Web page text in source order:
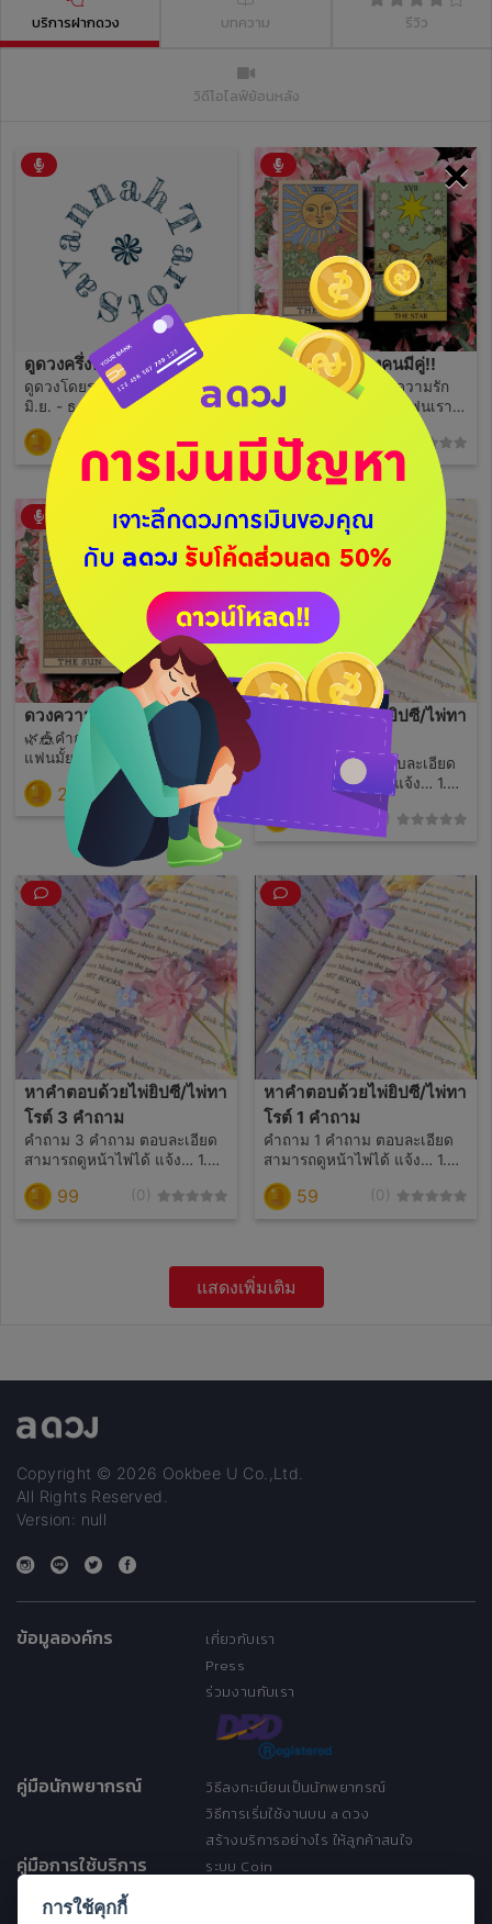
×
บริการฝากดวง บทความ รีวิว
วิดีโอไลฟ์ย้อนหลัง
ดูดวงครึ่งปีหลัง ด้วยไพ่ยิปซี
ดูดวงโดยรวมของครึ่งปีหลัง
มิ.ย. - ธ.ค. 2564 - การงาน -
การเงิน - ความรัก - สุขภาพ -
การเรียน (วัยเรียน) **แถม
คำถาม 1 คำถาม ตอบละเอียด
190
ดวงความรักของคนมีคู่!!
🌿♥️คำถามคนมีคู่ - ความรัก
ตอนนี้เป็นอย่างไร? - แฟนเรา
รักเราจริงมั้ย? - ปัญหาที่เกิด
ตอนนี้จะแก้ได้มั้ย? - แฟนเรา
คิดยังไงกับเรา? **ถามเพิ่มได้ 1
คำถาม
290
ดวงความรักของคนโสด!!
🌿🎪คำถามคนโสด - เราจะมี
แฟนมั้ย? - ลักษณะ/นิสัยแฟนใน
อนาคตจะเป็นไง? - จะได้เจอกัน
ที่ไหน? - เจอกันเมื่อไหร่?
**ถามเพิ่มได้ 1 คำถาม
290 (0)
หาคำตอบด้วยไพ่ยิปซี/ไพ่ทา
คำถาม 5 คำถาม ตอบละเอียด
สามารถดูหน้าไพ่ได้ แจ้ง… 1.
ชื่อจริง/ชื่อเล่น 2. อายุ 3.
สถานะความรัก 4. ถ้าถามถึง
บุคคลที่ 3 ให้แจ้งชื่อจริง/ชื่อเล่น
190 (0)
หาคำตอบด้วยไพ่ยิปซี/ไพ่ทา
โรต์ 3 คำถาม
คำถาม 3 คำถาม ตอบละเอียด
สามารถดูหน้าไพ่ได้ แจ้ง… 1.
ชื่อจริง/ชื่อเล่น 2. อายุ 3.
สถานะความรัก 4. ถ้าถามถึง
99 (0)
หาคำตอบด้วยไพ่ยิปซี/ไพ่ทา
โรต์ 1 คำถาม
คำถาม 1 คำถาม ตอบละเอียด
สามารถดูหน้าไพ่ได้ แจ้ง… 1.
ชื่อจริง/ชื่อเล่น 2. อายุ 3.
สถานะความรัก 4. ถ้าถามถึง
59 (0)
แสดงเพิ่มเติม
Copyright © 2026 Ookbee U Co.,Ltd.
All Rights Reserved.
Version: null
ข้อมูลองค์กร
เกี่ยวกับเรา
Press
ร่วมงานกับเรา
คู่มือนักพยากรณ์
วิธีลงทะเบียนเป็นนักพยากรณ์
วิธีการเริ่มใช้งานบน a ดวง
สร้างบริการอย่างไร ให้ลูกค้าสนใจ
คู่มือการใช้บริการ
ระบบ Coin
การใช้คุกกี้